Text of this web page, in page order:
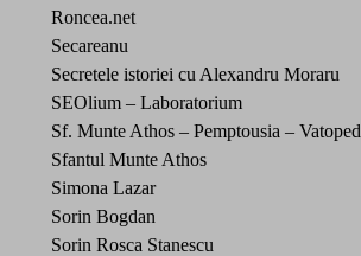
Roncea.net
Secareanu
Secretele istoriei cu Alexandru Moraru
SEOlium – Laboratorium
Sf. Munte Athos – Pemptousia – Vatoped
Sfantul Munte Athos
Simona Lazar
Sorin Bogdan
Sorin Rosca Stanescu